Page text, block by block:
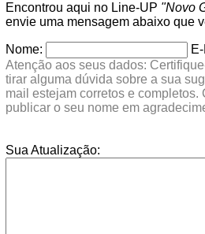
Encontrou aqui no Line-UP "Novo
envie uma mensagem abaixo que
Nome:
Atenção aos seus dados:
tirar alguma dúvida sobre a sua
mail estejam corretos e
publicar o seu nome em
Sua Atualização: